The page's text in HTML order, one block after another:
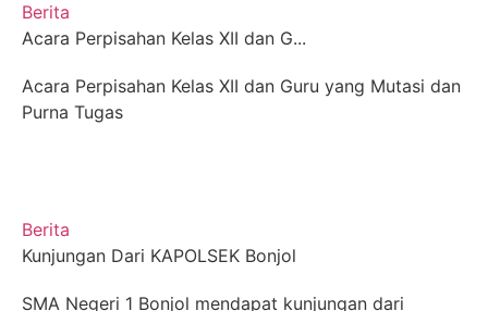
Berita
Acara Perpisahan Kelas XII dan G...
Acara Perpisahan Kelas XII dan Guru yang Mutasi dan
Purna Tugas
Berita
Kunjungan Dari KAPOLSEK Bonjol
SMA Negeri 1 Bonjol mendapat kunjungan dari